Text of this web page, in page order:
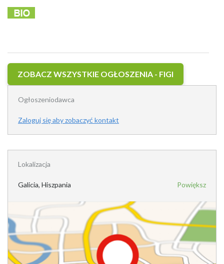
ZOBACZ WSZYSTKIE OGŁOSZENIA - FIGI
Ogłoszeniodawca
Zaloguj się aby zobaczyć kontakt
Lokalizacja
Galicia, Hiszpania Powiększ